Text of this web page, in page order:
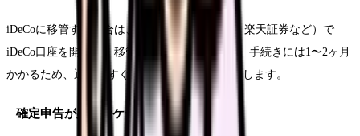
iDeCoに移管する場合は、証券会社（SBI証券、楽天証券など）で
iDeCo口座を開設し、移管の手続きを行います。手続きには1〜2ヶ月
かかるため、退職後すぐに動くことをおすすめします。
確定申告が必要なケース